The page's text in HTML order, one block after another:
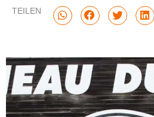
TEILEN